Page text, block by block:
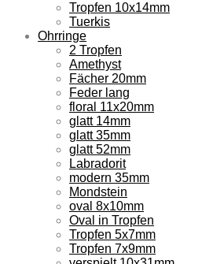
Tropfen 10x14mm
Tuerkis
Ohrringe
2 Tropfen
Amethyst
Fächer 20mm
Feder lang
floral 11x20mm
glatt 14mm
glatt 35mm
glatt 52mm
Labradorit
modern 35mm
Mondstein
oval 8x10mm
Oval in Tropfen
Tropfen 5x7mm
Tropfen 7x9mm